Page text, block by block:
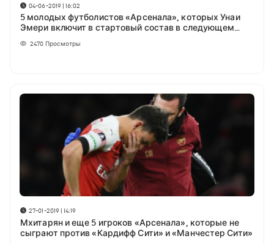
04-06-2019 | 16:02
5 молодых футболистов «Арсенала», которых Унаи
Эмери включит в стартовый состав в следующем
2470 Просмотры
27-01-2019 | 14:19
Мхитарян и еще 5 игроков «Арсенала», которые не
сыграют против «Кардифф Сити» и «Манчестер Сити»